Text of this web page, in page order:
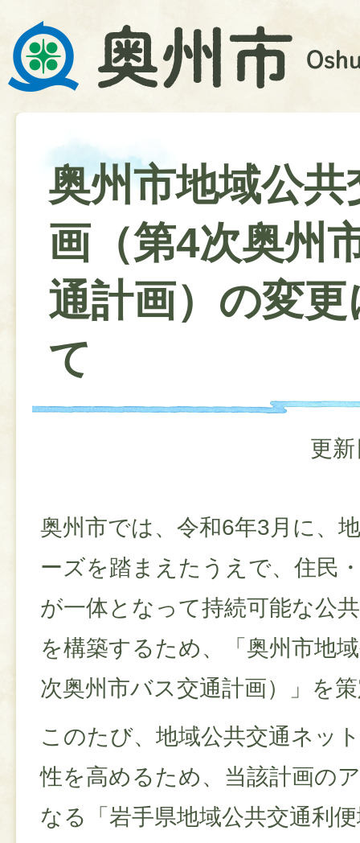
奥州市地域公共
画（第4次奥州
通計画）の変
て
更
奥州市では、令和6年3月に、
ーズを踏まえたうえで、住民
が一体となって持続可能な公
を構築するため、「奥州市地
次奥州市バス交通計画）」を
このたび、地域公共交通ネッ
性を高めるため、当該計画の
なる「岩手県地域公共交通利